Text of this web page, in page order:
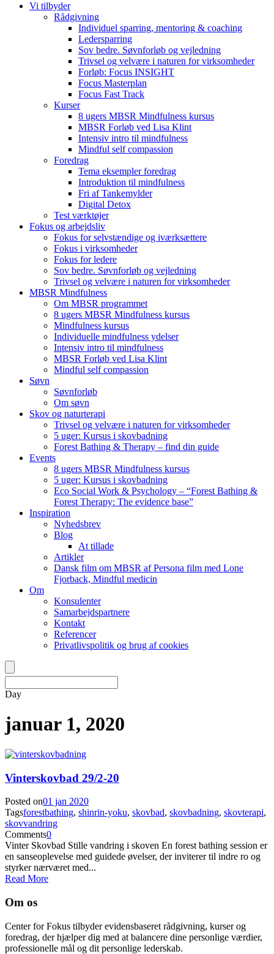
Vi tilbyder
Rådgivning
Individuel sparring, mentoring & coaching
Ledersparring
Sov bedre. Søvnforløb og vejledning
Trivsel og velvære i naturen for virksomheder
Forløb: Focus INSIGHT
Focus Masterplan
Focus Fast Track
Kurser
8 ugers MBSR Mindfulness kursus
MBSR Forløb ved Lisa Klint
Intensiv intro til mindfulness
Mindful self compassion
Foredrag
Tema eksempler foredrag
Introduktion til mindfulness
Fri af Tankemylder
Digital Detox
Test værktøjer
Fokus og arbejdsliv
Fokus for selvstændige og iværksættere
Fokus i virksomheder
Fokus for ledere
Sov bedre. Søvnforløb og vejledning
Trivsel og velvære i naturen for virksomheder
MBSR Mindfulness
Om MBSR programmet
8 ugers MBSR Mindfulness kursus
Mindfulness kursus
Individuelle mindfulness ydelser
Intensiv intro til mindfulness
MBSR Forløb ved Lisa Klint
Mindful self compassion
Søvn
Søvnforløb
Om søvn
Skov og naturterapi
Trivsel og velvære i naturen for virksomheder
5 uger: Kursus i skovbadning
Forest Bathing & Therapy – find din guide
Events
8 ugers MBSR Mindfulness kursus
5 uger: Kursus i skovbadning
Eco Social Work & Psychology – “Forest Bathing &
Forest Therapy: The evidence base”
Inspiration
Nyhedsbrev
Blog
At tillade
Artikler
Dansk film om MBSR af Persona film med Lone
Fjorback, Mindful medicin
Om
Konsulenter
Samarbejdspartnere
Kontakt
Referencer
Privatlivspolitik og brug af cookies
Day
januar 1, 2020
Vinterskovbad 29/2-20
Posted on01 jan 2020
Tagsforestbathing, shinrin-yoku, skovbad, skovbadning, skovterapi,
skovvandring
Comments0
Vinter Skovbad Stille vandring i skoven En forest bathing session er
en sanseoplevelse med guidede øvelser, der inviterer til indre ro og
styrker nærværet med...
Read More
Om os
Center for Fokus tilbyder evidensbaseret rådgivning, kurser og
foredrag, der hjælper dig med at balancere dine personlige værdier,
professionelle mål og dit personlige lederskab.